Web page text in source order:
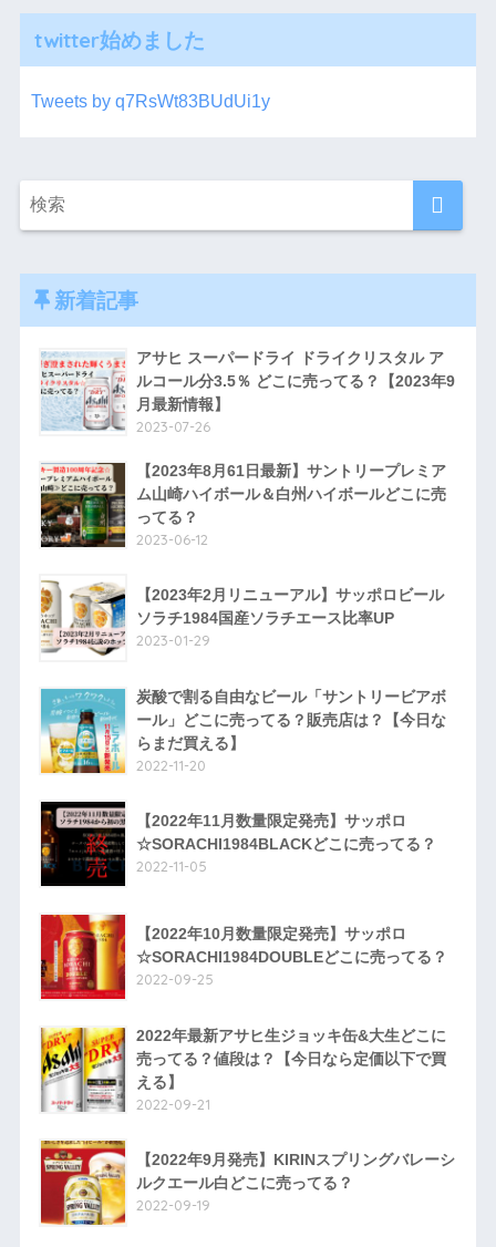
twitter始めました
Tweets by q7RsWt83BUdUi1y
新着記事
アサヒ スーパードライ ドライクリスタル ア
ルコール分3.5％ どこに売ってる？【2023年9
月最新情報】
2023-07-26
【2023年8月61日最新】サントリープレミア
ム山崎ハイボール＆白州ハイボールどこに売
ってる？
2023-06-12
【2023年2月リニューアル】サッポロビール
ソラチ1984国産ソラチエース比率UP
2023-01-29
炭酸で割る自由なビール「サントリービアボ
ール」どこに売ってる？販売店は？【今日な
らまだ買える】
2022-11-20
【2022年11月数量限定発売】サッポロ
☆SORACHI1984BLACKどこに売ってる？
2022-11-05
【2022年10月数量限定発売】サッポロ
☆SORACHI1984DOUBLEどこに売ってる？
2022-09-25
2022年最新アサヒ生ジョッキ缶&大生どこに
売ってる？値段は？【今日なら定価以下で買
える】
2022-09-21
【2022年9月発売】KIRINスプリングバレーシ
ルクエール白どこに売ってる？
2022-09-19